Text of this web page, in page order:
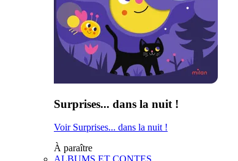
Surprises... dans la nuit !
Voir Surprises... dans la nuit !
À paraître